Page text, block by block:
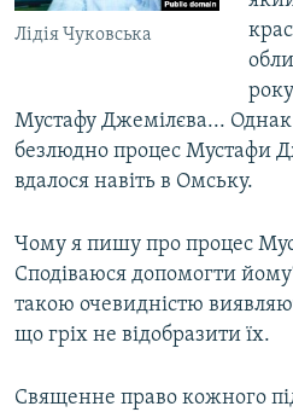
Лідія Чуковська
Мустафу Джемілєва... Однак
безлюдно процес Мустафи
вдалося навіть в Омську.
Чому я пишу про процес
Сподіваюся допомогти
такою очевидністю
що гріх не відобразити їх.
Священне право кожного